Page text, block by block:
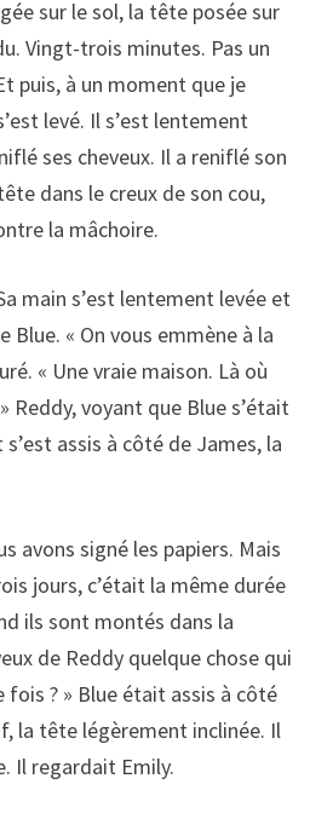
sur le sol, la tête posée sur
Vingt-trois minutes. Pas un
puis, à un moment que je
levé. Il s’est lentement
ses cheveux. Il a reniflé son
dans le creux de son cou,
la mâchoire.
main s’est lentement levée et
Blue. « On vous emmène à la
« Une vraie maison. Là où
Reddy, voyant que Blue s’était
assis à côté de James, la
avons signé les papiers. Mais
jours, c’était la même durée
ils sont montés dans la
de Reddy quelque chose qui
fois ? » Blue était assis à côté
la tête légèrement inclinée. Il
Il regardait Emily.